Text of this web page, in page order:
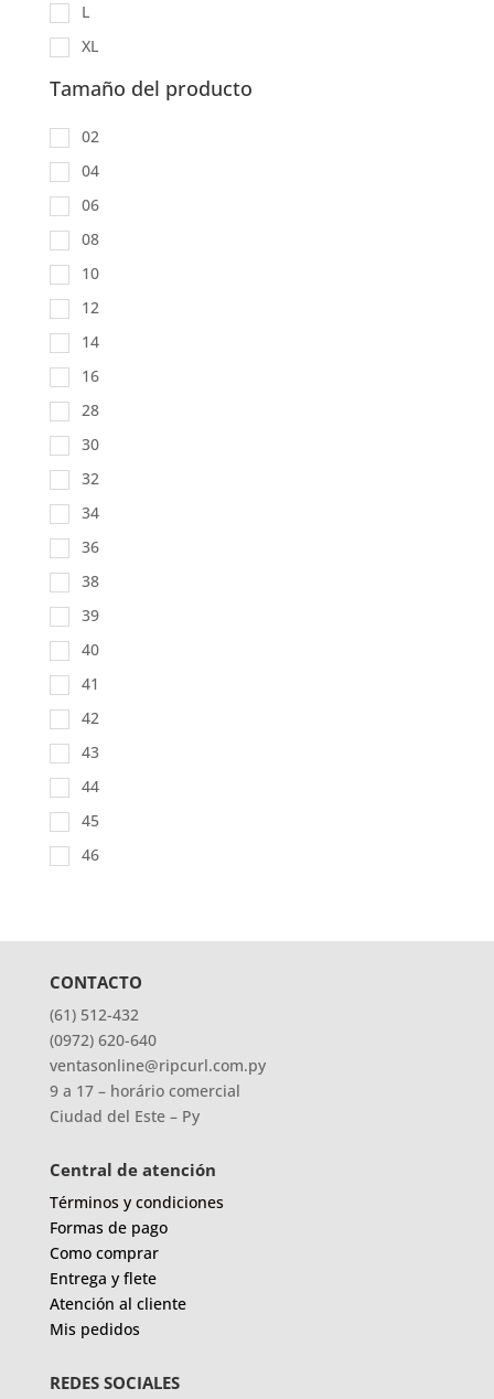
L
XL
Tamaño del producto
02
04
06
08
10
12
14
16
28
30
32
34
36
38
39
40
41
42
43
44
45
46
CONTACTO
(61) 512-432
(0972) 620-640
ventasonline@ripcurl.com.py
9 a 17 – horário comercial
Ciudad del Este – Py
Central de atención
Términos y condiciones
Formas de pago
Como comprar
Entrega y flete
Atención al cliente
Mis pedidos
REDES SOCIALES